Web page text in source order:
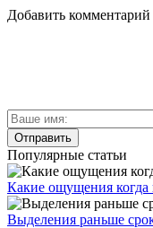
Добавить комментарий
Популярные статьи
Какие ощущения когда
Выделения раньше